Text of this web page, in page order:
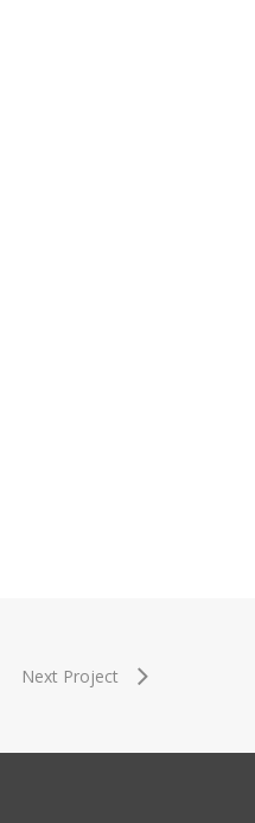
Next Project